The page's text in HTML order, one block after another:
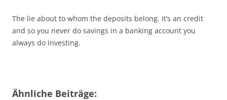
The lie about to whom the deposits belong. It’s an credit
and so you never do savings in a banking account you
always do investing.
Ähnliche Beiträge: